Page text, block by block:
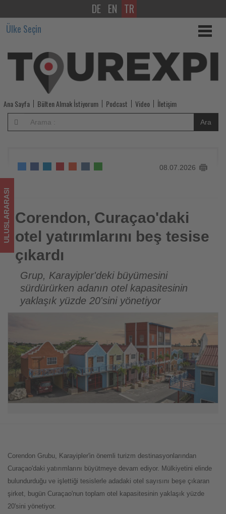
Corendon,
Curaçao'daki
otel
yatırımlarını
beş
tesise
çıkardı
Tourexpi,
sizler
için
turizmde
olup
bitenleri
takip
ediyor!
DE EN TR
Ülke Seçin
Ana Sayfa Bülten Almak İstiyorum Podcast Video İletişim
Ara
08.07.2026
Corendon, Curaçao'daki otel yatırımlarını beş tesise çıkardı
ULUSLARARASI Corendon, Curaçao'daki
otel yatırımlarını beş tesise
çıkardı
Grup, Karayipler'deki büyümesini
sürdürürken adanın otel kapasitesinin
yaklaşık yüzde 20'sini yönetiyor
Corendon Grubu, Karayipler'in önemli turizm destinasyonlarından
Curaçao'daki yatırımlarını büyütmeye devam ediyor. Mülkiyetini elinde
bulundurduğu ve işlettiği tesislerle adadaki otel sayısını beşe çıkaran
şirket, bugün Curaçao'nun toplam otel kapasitesinin yaklaşık yüzde
20'sini yönetiyor.